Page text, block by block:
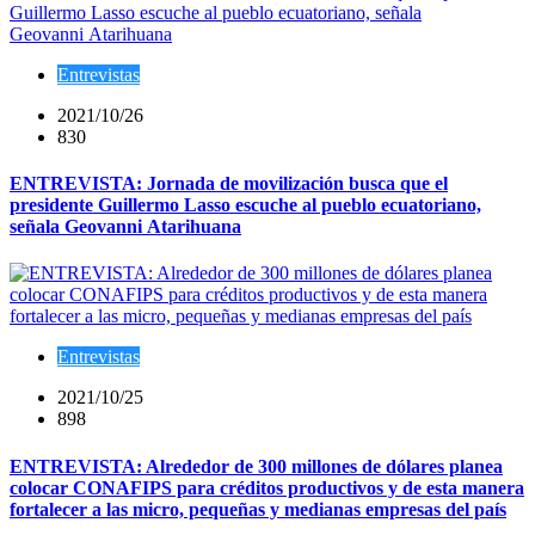
Entrevistas
2021/10/26
830
ENTREVISTA: Jornada de movilización busca que el
presidente Guillermo Lasso escuche al pueblo ecuatoriano,
señala Geovanni Atarihuana
Entrevistas
2021/10/25
898
ENTREVISTA: Alrededor de 300 millones de dólares planea
colocar CONAFIPS para créditos productivos y de esta manera
fortalecer a las micro, pequeñas y medianas empresas del país